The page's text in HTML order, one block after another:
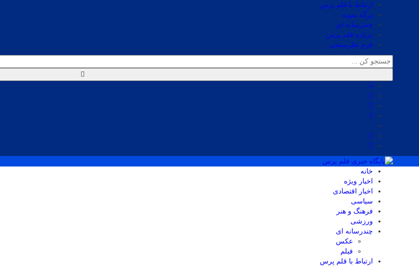
ارتباط با قلم پرس
برگه نمونه
چندرسانه ای
درباره قلم پرس
فرم نظرسنجی
خانه
اخبار ویژه
اخبار اقتصادی
سیاسی
فرهنگ و هنر
ورزشی
چندرسانه ای
عکس
فیلم
ارتباط با قلم پرس